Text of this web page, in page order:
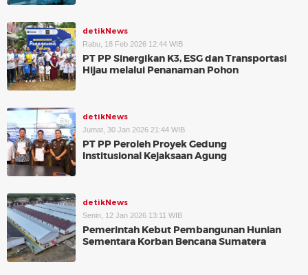
detikNews
Rabu, 18 Feb 2026 12:44 WIB
PT PP Sinergikan K3, ESG dan Transportasi
Hijau melalui Penanaman Pohon
detikNews
Jumat, 30 Jan 2026 21:44 WIB
PT PP Peroleh Proyek Gedung
Institusional Kejaksaan Agung
detikNews
Senin, 12 Jan 2026 13:11 WIB
Pemerintah Kebut Pembangunan Hunian
Sementara Korban Bencana Sumatera